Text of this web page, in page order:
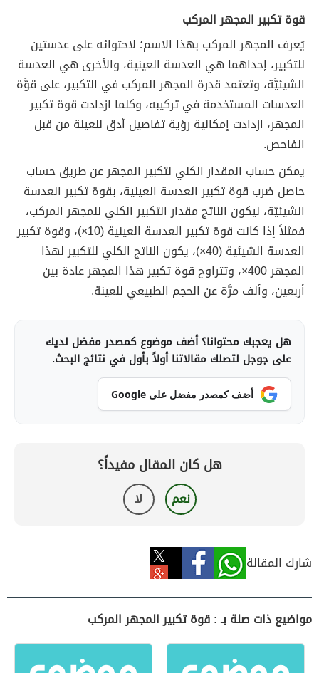
قوة تكبير المجهر المركب
يُعرف المجهر المركب بهذا الاسم؛ لاحتوائه على عدستين
للتكبير، إحداهما هي العدسة العينية، والأخرى هي العدسة
الشيئيَّة، وتعتمد قدرة المجهر المركب في التكبير، على قوَّة
العدسات المستخدمة في تركيبه، وكلما ازدادت قوة تكبير
المجهر، ازدادت إمكانية رؤية تفاصيل أدق للعينة من قبل
الفاحص.
يمكن حساب المقدار الكلي لتكبير المجهر عن طريق حساب
حاصل ضرب قوة تكبير العدسة العينية، بقوة تكبير العدسة
الشيئيّة، ليكون الناتج مقدار التكبير الكلي للمجهر المركب،
فمثلاً إذا كانت قوة تكبير العدسة العينية (10×)، وقوة تكبير
العدسة الشيئية (40×)، يكون الناتج الكلي للتكبير لهذا
المجهر 400×، وتتراوح قوة تكبير هذا المجهر عادة بين
أربعين، وألف مرَّة عن الحجم الطبيعي للعينة.
هل يعجبك محتوانا؟ أضف موضوع كمصدر مفضل لديك
على جوجل لتصلك مقالاتنا أولاً بأول في نتائج البحث.
أضف كمصدر مفضل على Google
هل كان المقال مفيداً؟
نعم لا
شارك المقالة
مواضيع ذات صلة بـ : قوة تكبير المجهر المركب